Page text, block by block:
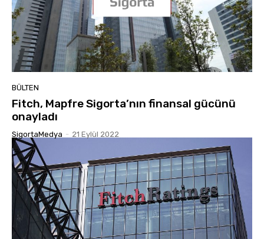
BÜLTEN
Fitch, Mapfre Sigorta’nın finansal gücünü
onayladı
SigortaMedya - 21 Eylül 2022